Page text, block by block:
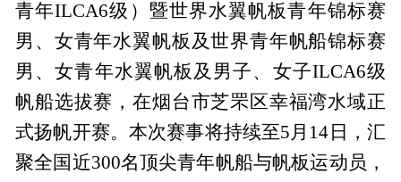
青年ILCA6级）暨世界水翼帆板青年锦标赛
男、女青年水翼帆板及世界青年帆船锦标赛
男、女青年水翼帆板及男子、女子ILCA6级
帆船选拔赛，在烟台市芝罘区幸福湾水域正
式扬帆开赛。本次赛事将持续至5月14日，汇
聚全国近300名顶尖青年帆船与帆板运动员，